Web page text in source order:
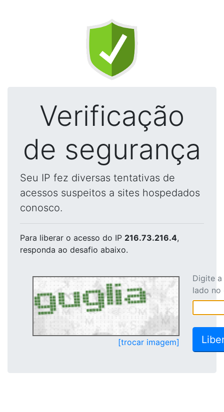
Verificação
de segurança
Seu IP fez diversas tentativas de
acessos suspeitos a sites hospedados
conosco.
Para liberar o acesso do IP 216.73.216.4,
responda ao desafio abaixo.
[trocar imagem]
Digite
lado no